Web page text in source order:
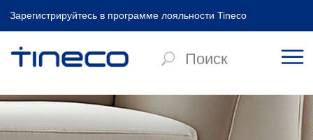
Зарегистрируйтесь в программе лояльности Tineco
Главная / Влажная уборка